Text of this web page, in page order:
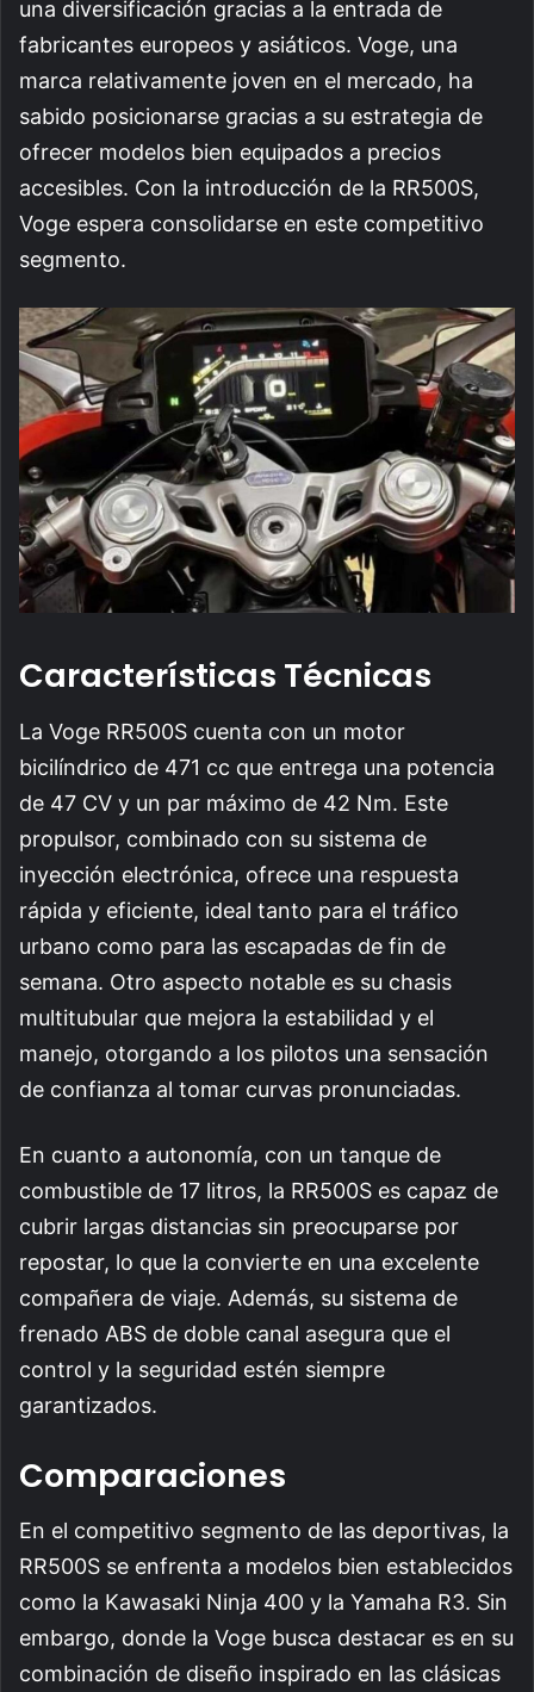
una diversificación gracias a la entrada de
fabricantes europeos y asiáticos. Voge, una
marca relativamente joven en el mercado, ha
sabido posicionarse gracias a su estrategia de
ofrecer modelos bien equipados a precios
accesibles. Con la introducción de la RR500S,
Voge espera consolidarse en este competitivo
segmento.
Características Técnicas
La Voge RR500S cuenta con un motor
bicilíndrico de 471 cc que entrega una potencia
de 47 CV y un par máximo de 42 Nm. Este
propulsor, combinado con su sistema de
inyección electrónica, ofrece una respuesta
rápida y eficiente, ideal tanto para el tráfico
urbano como para las escapadas de fin de
semana. Otro aspecto notable es su chasis
multitubular que mejora la estabilidad y el
manejo, otorgando a los pilotos una sensación
de confianza al tomar curvas pronunciadas.
En cuanto a autonomía, con un tanque de
combustible de 17 litros, la RR500S es capaz de
cubrir largas distancias sin preocuparse por
repostar, lo que la convierte en una excelente
compañera de viaje. Además, su sistema de
frenado ABS de doble canal asegura que el
control y la seguridad estén siempre
garantizados.
Comparaciones
En el competitivo segmento de las deportivas, la
RR500S se enfrenta a modelos bien establecidos
como la Kawasaki Ninja 400 y la Yamaha R3. Sin
embargo, donde la Voge busca destacar es en su
combinación de diseño inspirado en las clásicas